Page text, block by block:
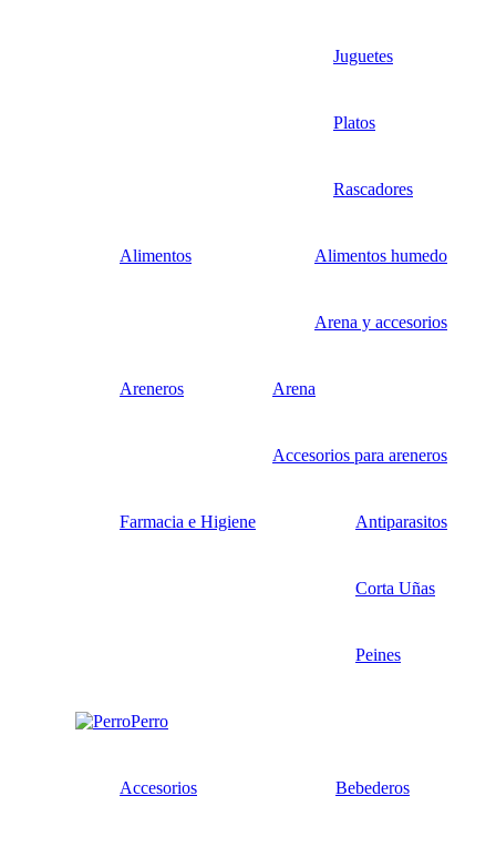
Juguetes
Platos
Rascadores
Alimentos Alimentos humedo
Arena y accesorios
Areneros Arena
Accesorios para areneros
Farmacia e Higiene Antiparasitos
Corta Uñas
Peines
Perro
Accesorios Bebederos